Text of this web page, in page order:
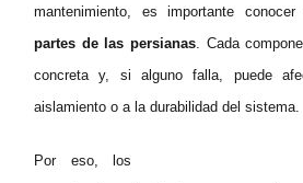
mantenimiento, es importante
partes de las persianas. Cada
concreta y, si alguno falla, puede
aislamiento o a la durabilidad del sistema.
Por eso, los